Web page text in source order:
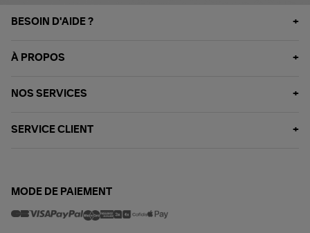
BESOIN D'AIDE ?
À PROPOS
NOS SERVICES
SERVICE CLIENT
MODE DE PAIEMENT